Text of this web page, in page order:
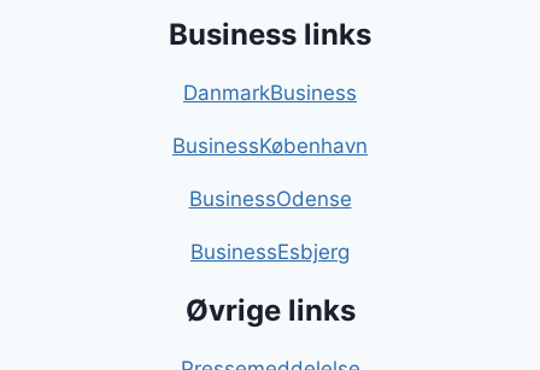
Business links
DanmarkBusiness
BusinessKøbenhavn
BusinessOdense
BusinessEsbjerg
Øvrige links